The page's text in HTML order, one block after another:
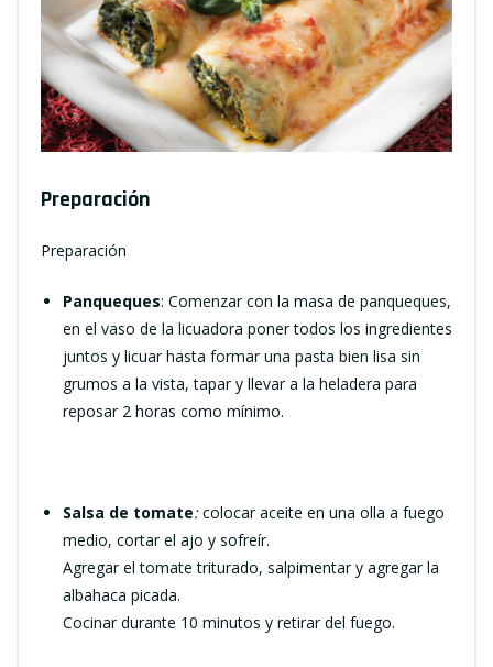
Preparación
Preparación
Panqueques: Comenzar con la masa de panqueques,
en el vaso de la licuadora poner todos los ingredientes
juntos y licuar hasta formar una pasta bien lisa sin
grumos a la vista, tapar y llevar a la heladera para
reposar 2 horas como mínimo.
Salsa de tomate:colocar aceite en una olla a fuego
medio, cortar el ajo y sofreír.
Agregar el tomate triturado, salpimentar y agregar la
albahaca picada.
Cocinar durante 10 minutos y retirar del fuego.